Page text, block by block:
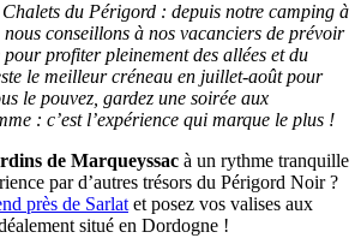
Chalets du Périgord : depuis notre camping à
conseillons à nos vacanciers de prévoir
profiter pleinement des allées et du
le meilleur créneau en juillet-août pour
le pouvez, gardez une soirée aux
: c’est l’expérience qui marque le plus !
de Marqueyssac à un rythme tranquille
par d’autres trésors du Périgord Noir ?
près de Sarlat et posez vos valises aux
situé en Dordogne !